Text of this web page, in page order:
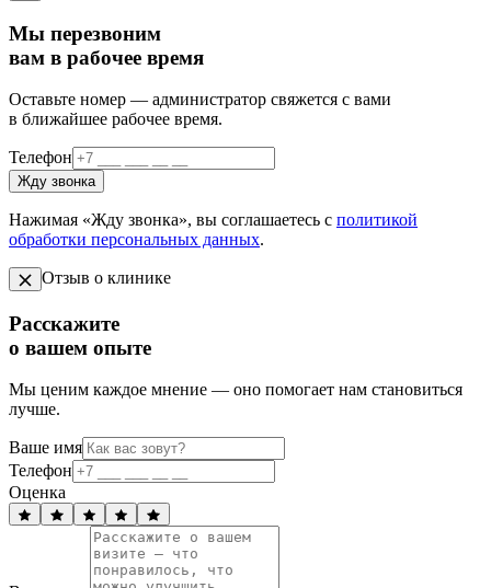
Мы перезвоним
вам в рабочее время
Оставьте номер — администратор свяжется с вами
в ближайшее рабочее время.
Телефон
Жду звонка
Нажимая «Жду звонка», вы соглашаетесь с политикой
обработки персональных данных.
Отзыв о клинике
Расскажите
о вашем опыте
Мы ценим каждое мнение — оно помогает нам становиться
лучше.
Ваше имя
Телефон
Оценка